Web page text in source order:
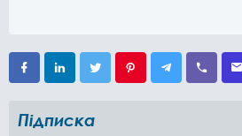
Підписка